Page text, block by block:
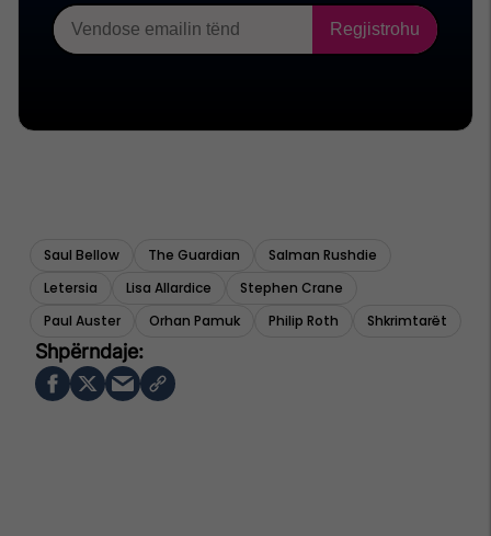
Saul Bellow The Guardian
Salman Rushdie
Letersia
Lisa Allardice
Stephen Crane
Paul Auster
Orhan Pamuk Philip Roth Shkrimtarët